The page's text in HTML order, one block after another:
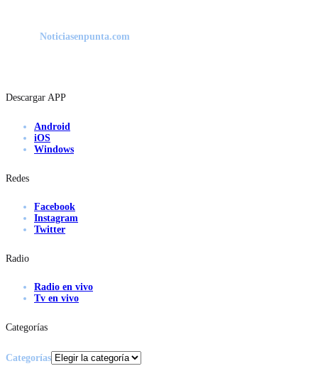
Noticiasenpunta.com
Descargar APP
Android
iOS
Windows
Redes
Facebook
Instagram
Twitter
Radio
Radio en vivo
Tv en vivo
Categorías
Categorías